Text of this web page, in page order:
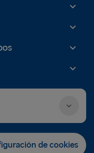
de cookies